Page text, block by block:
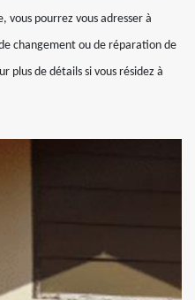
vous pourrez vous adresser à
changement ou de réparation de
plus de détails si vous résidez à